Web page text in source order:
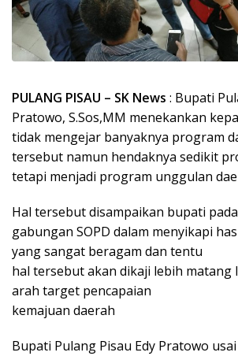
PULANG PISAU – SK News : Bupati
Pratowo, S.Sos,MM menekankan
tidak mengejar banyaknya program
tersebut namun hendaknya sedikit
tetapi menjadi program unggulan
Hal tersebut disampaikan bupati
gabungan SOPD dalam menyikapi
yang sangat beragam dan tentu
hal tersebut akan dikaji lebih matang
arah target pencapaian
kemajuan daerah
Bupati Pulang Pisau Edy Pratowo